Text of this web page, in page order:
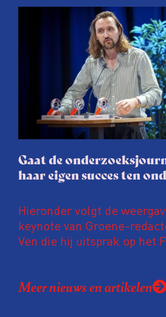
afgelopen twee jaar te
juridische dreiging of een
procedure rond het eigen
journalisten tijd, ook
soms worden publicaties
gaat de hele publicatie
Gaat de
haar eigen succes ten
Hieronder volgt de
keynote van Groene-
Ven die hij uitsprak op het
Coen uit zijn zorgen over
de macht, de pers en het
Meer nieuws en artikelen